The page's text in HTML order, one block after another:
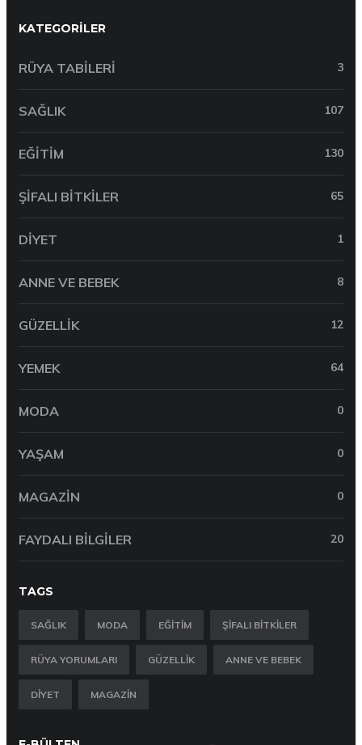
KATEGORILER
RÜYA TABILERI 3
SAĞLIK 107
EĞITIM 130
ŞIFALI BITKILER 65
DIYET 1
ANNE VE BEBEK 8
GÜZELLIK 12
YEMEK 64
MODA 0
YAŞAM 0
MAGAZIN 0
FAYDALI BILGILER 20
TAGS
SAĞLIK MODA EĞITIM ŞIFALI BITKILER
RÜYA YORUMLARI GÜZELLIK ANNE VE BEBEK
DIYET MAGAZIN